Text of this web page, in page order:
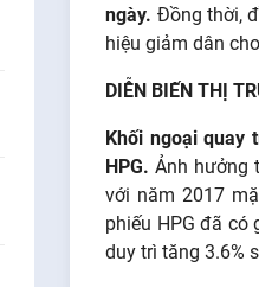
ngày. Đồng thời,
hiệu giảm dân
DIỄN BIẾN THỊ
Khối ngoại quay
HPG.Ảnh hưởng
với năm 2017
phiếu HPG đã
duy trì tăng 3.6%